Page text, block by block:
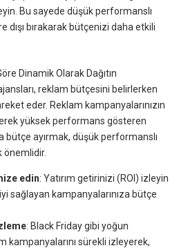
Bu sayede düşük performanslı
dışı bırakarak bütçenizi daha etkili
Dinamik Olarak Dağıtın
reklam bütçesini belirlerken
eder. Reklam kampanyalarınızın
yüksek performans gösteren
ayırmak, düşük performanslı
önemlidir.
edin: Yatırım getirinizi (ROI) izleyin
sağlayan kampanyalarınıza bütçe
: Black Friday gibi yoğun
kampanyalarını sürekli izleyerek,